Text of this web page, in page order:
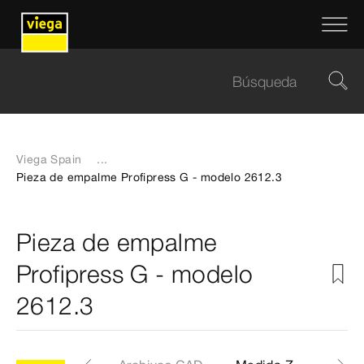
Viega Spain
...
Pieza de empalme Profipress G - modelo 2612.3
Pieza de empalme
Profipress G - modelo
2612.3